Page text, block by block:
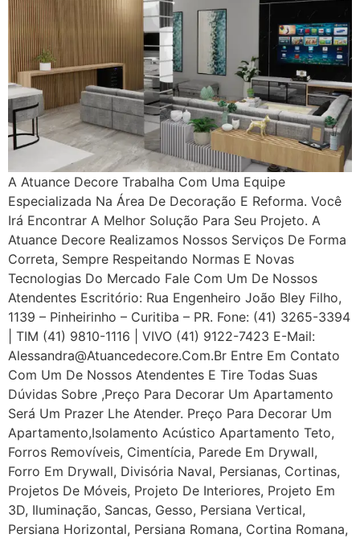
A Atuance Decore Trabalha Com Uma Equipe
Especializada Na Área De Decoração E Reforma. Você
Irá Encontrar A Melhor Solução Para Seu Projeto. A
Atuance Decore Realizamos Nossos Serviços De Forma
Correta, Sempre Respeitando Normas E Novas
Tecnologias Do Mercado Fale Com Um De Nossos
Atendentes Escritório: Rua Engenheiro João Bley Filho,
1139 – Pinheirinho – Curitiba – PR. Fone: (41) 3265-3394
| TIM (41) 9810-1116 | VIVO (41) 9122-7423 E-Mail:
Alessandra@atuancedecore.com.br Entre Em Contato
Com Um De Nossos Atendentes E Tire Todas Suas
Dúvidas Sobre ,Preço Para Decorar Um Apartamento
Será Um Prazer Lhe Atender. Preço Para Decorar Um
Apartamento,Isolamento Acústico Apartamento Teto,
Forros Removíveis, Cimentícia, Parede Em Drywall,
Forro Em Drywall, Divisória Naval, Persianas, Cortinas,
Projetos De Móveis, Projeto De Interiores, Projeto Em
3D, Iluminação, Sancas, Gesso, Persiana Vertical,
Persiana Horizontal, Persiana Romana, Cortina Romana,